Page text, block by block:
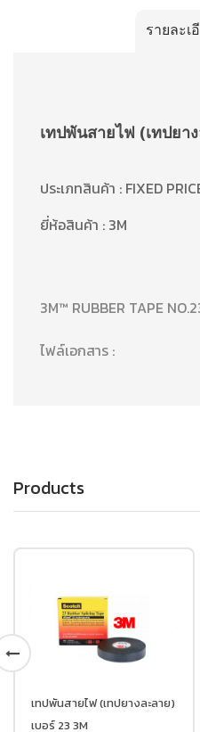
รายละเ
เทปพันสายไฟ (เทปยา
ประเภทสินค้า : FIXED
ยี่ห้อสินค้า : 3M
3M™ RUBBER TAPE
ไฟล์เอกสาร :
Products
ไฟ TEMFLEX 170 สีดำ 19